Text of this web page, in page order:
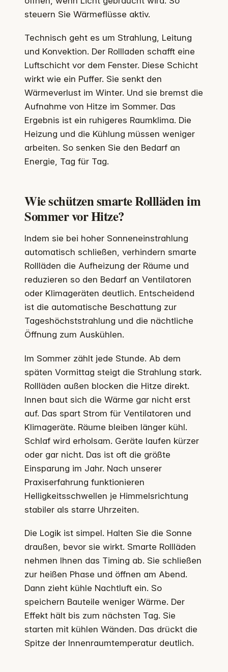
steuern Sie Wärmeflüsse aktiv.
Technisch geht es um Strahlung, Leitung
und Konvektion. Der Rollladen schafft eine
Luftschicht vor dem Fenster. Diese Schicht
wirkt wie ein Puffer. Sie senkt den
Wärmeverlust im Winter. Und sie bremst die
Aufnahme von Hitze im Sommer. Das
Ergebnis ist ein ruhigeres Raumklima. Die
Heizung und die Kühlung müssen weniger
arbeiten. So senken Sie den Bedarf an
Energie, Tag für Tag.
Wie schützen smarte Rollläden im
Sommer vor Hitze?
Indem sie bei hoher Sonneneinstrahlung
automatisch schließen, verhindern smarte
Rollläden die Aufheizung der Räume und
reduzieren so den Bedarf an Ventilatoren
oder Klimageräten deutlich. Entscheidend
ist die automatische Beschattung zur
Tageshöchststrahlung und die nächtliche
Öffnung zum Auskühlen.
Im Sommer zählt jede Stunde. Ab dem
späten Vormittag steigt die Strahlung stark.
Rollläden außen blocken die Hitze direkt.
Innen baut sich die Wärme gar nicht erst
auf. Das spart Strom für Ventilatoren und
Klimageräte. Räume bleiben länger kühl.
Schlaf wird erholsam. Geräte laufen kürzer
oder gar nicht. Das ist oft die größte
Einsparung im Jahr. Nach unserer
Praxiserfahrung funktionieren
Helligkeitsschwellen je Himmelsrichtung
stabiler als starre Uhrzeiten.
Die Logik ist simpel. Halten Sie die Sonne
draußen, bevor sie wirkt. Smarte Rollläden
nehmen Ihnen das Timing ab. Sie schließen
zur heißen Phase und öffnen am Abend.
Dann zieht kühle Nachtluft ein. So
speichern Bauteile weniger Wärme. Der
Effekt hält bis zum nächsten Tag. Sie
starten mit kühlen Wänden. Das drückt die
Spitze der Innenraumtemperatur deutlich.